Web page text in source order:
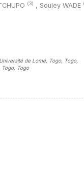
(3) , Souley WADE
de Lomé, Togo, Togo,
Togo